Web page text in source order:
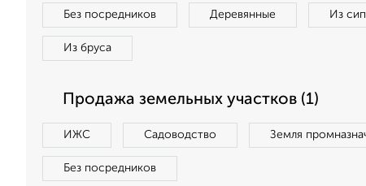
Без посредников Деревянные Из
Из бруса
Продажа земельных участков (1)
ИЖС Садоводство Земля
Без посредников